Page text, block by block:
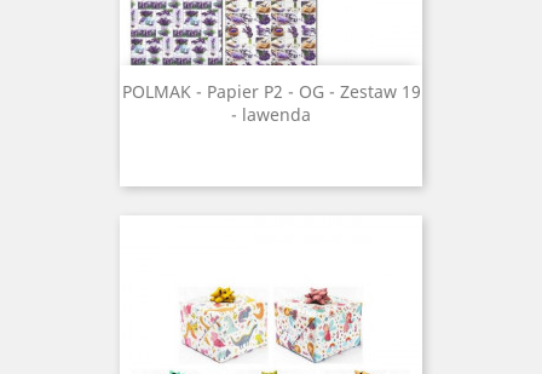
POLMAK - Papier P2 - OG - Zestaw 19
- lawenda